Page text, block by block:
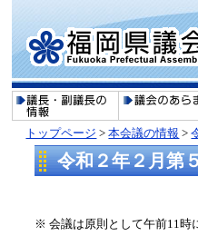
トップページ >本会議の情報 >
令和２年２月第
※ 会議は原則として午前11時